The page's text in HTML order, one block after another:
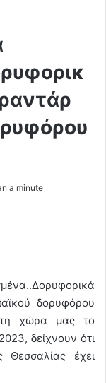
a minute
δορυφόρου
χώρα μας το
δείχνουν ότι
έχει